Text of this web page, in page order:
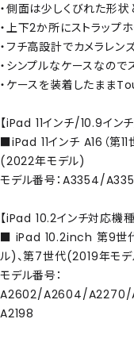
・側面は少しくびれた形
・上下2か所にストラップ
・フチ高設計でカメラレン
・シンプルなケースなので
・ケースを装着したまま
【iPad 11インチ/10.9イン
■iPad 11インチ A16（第
(2022年モデル)
モデル番号：A3354/
【iPad 10.2インチ対応機種
■ iPad 10.2inch 第9世
ル)、第7世代(2019年モ
モデル番号：
A2602/A2604/
A2198